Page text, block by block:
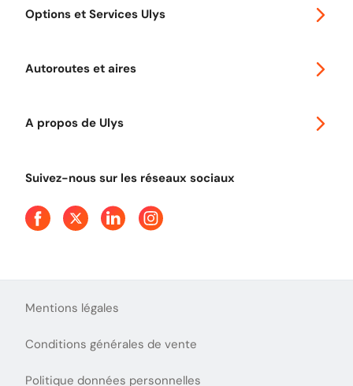
Options et Services Ulys
Autoroutes et aires
A propos de Ulys
Presse
Suivez-nous sur les réseaux sociaux
Mentions légales
Conditions générales de vente
Politique données personnelles